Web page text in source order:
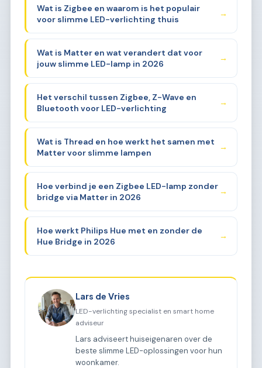
Wat is Zigbee en waarom is het populair
voor slimme LED-verlichting thuis
→
Wat is Matter en wat verandert dat voor
jouw slimme LED-lamp in 2026
→
Het verschil tussen Zigbee, Z-Wave en
Bluetooth voor LED-verlichting
→
Wat is Thread en hoe werkt het samen met
Matter voor slimme lampen
→
Hoe verbind je een Zigbee LED-lamp zonder
bridge via Matter in 2026
→
Hoe werkt Philips Hue met en zonder de
Hue Bridge in 2026
→
Lars de Vries
LED-verlichting specialist en smart home
adviseur
Lars adviseert huiseigenaren over de
beste slimme LED-oplossingen voor hun
woonkamer.